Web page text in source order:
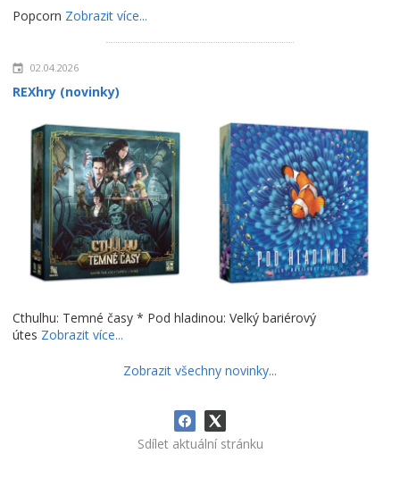
Popcorn Zobrazit více...
02.04.2026
REXhry (novinky)
Cthulhu: Temné časy * Pod hladinou: Velký bariérový
útes Zobrazit více...
Zobrazit všechny novinky...
Sdílet aktuální stránku